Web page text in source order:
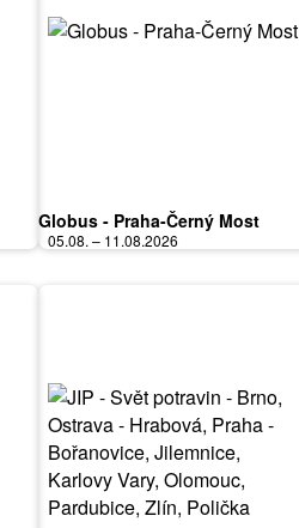
Globus - Praha-Černý Most
05.08. – 11.08.2026